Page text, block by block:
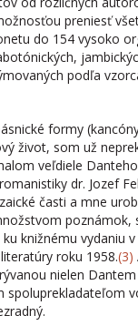
preniesť
do 154 vysoko
podľa
formy
život, som už
veľdiele
dr. Jozef
časti a mne
poznámok,
knižnému vydaniu
roku 1958.(3)
nielen
spoluprekladateľom